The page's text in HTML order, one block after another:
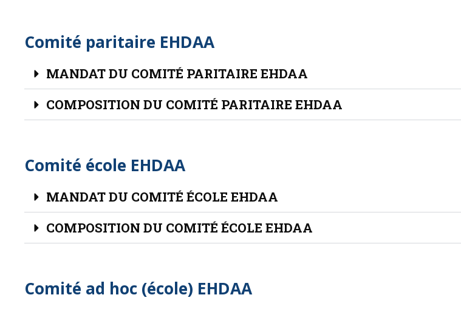
Comité paritaire EHDAA
MANDAT DU COMITÉ PARITAIRE EHDAA
COMPOSITION DU COMITÉ PARITAIRE EHDAA
Comité école EHDAA
MANDAT DU COMITÉ ÉCOLE EHDAA
COMPOSITION DU COMITÉ ÉCOLE EHDAA
Comité ad hoc (école) EHDAA